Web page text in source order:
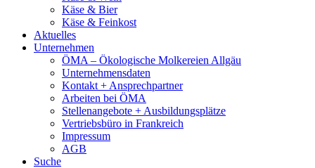
Käse & Bier
Käse & Feinkost
Aktuelles
Unternehmen
ÖMA – Ökologische Molkereien Allgäu
Unternehmensdaten
Kontakt + Ansprechpartner
Arbeiten bei ÖMA
Stellenangebote + Ausbildungsplätze
Vertriebsbüro in Frankreich
Impressum
AGB
Suche